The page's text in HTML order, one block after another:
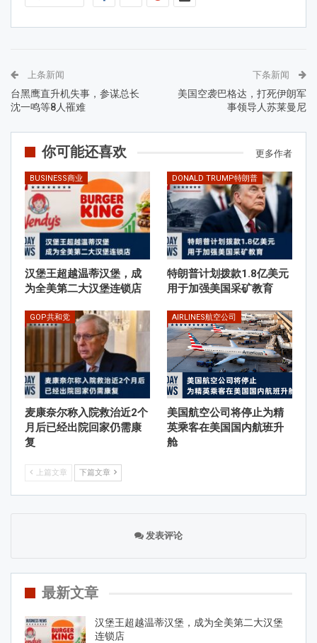
上条新闻
台黑鹰直升机失事，参谋总长
沈一鸣等8人罹难
下条新闻
美国空袭巴格达，打死伊朗军
事领导人苏莱曼尼
你可能还喜欢 更多作者
BUSINESS商业
汉堡王超越温蒂汉堡，成
为全美第二大汉堡连锁店
DONALD TRUMP特朗普
特朗普计划拨款1.8亿美元
用于加强美国采矿教育
GOP共和党
麦康奈尔称入院救治近2个
月后已经出院回家仍需康
复
AIRLINES航空公司
美国航空公司将停止为精
英乘客在美国国内航班升
舱
上篇文章 下篇文章
发表评论
最新文章
汉堡王超越温蒂汉堡，成为全美第二大汉堡
连锁店